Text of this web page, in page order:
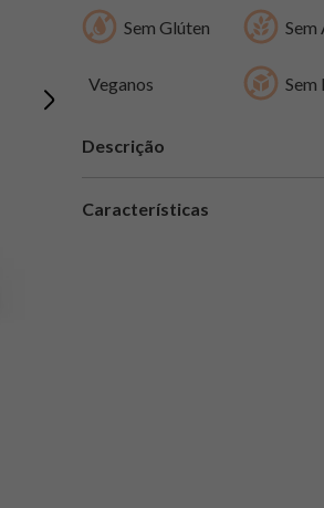
Sem Glúten Sem
Veganos Sem
Descrição
Características